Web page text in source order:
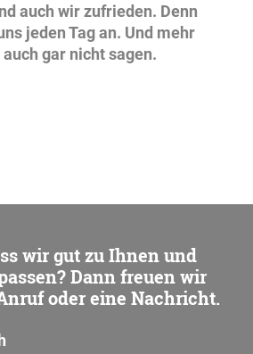
auch wir zufrieden. Denn
jeden Tag an. Und mehr
gar nicht sagen.
wir gut zu Ihnen und
Dann freuen wir
oder eine Nachricht.